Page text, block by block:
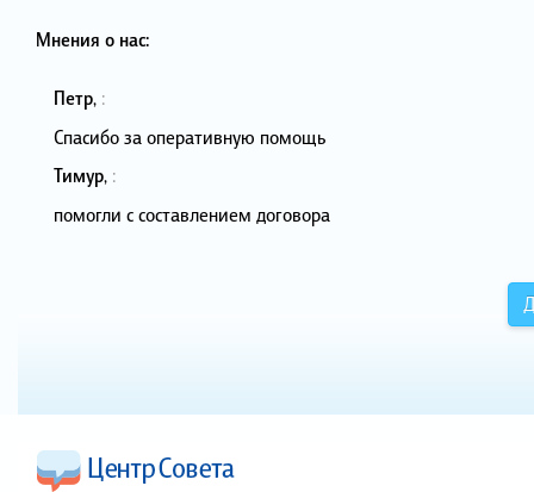
Мнения о нас:
Петр, :
Спасибо за оперативную помощь
Тимур, :
помогли с составлением договора